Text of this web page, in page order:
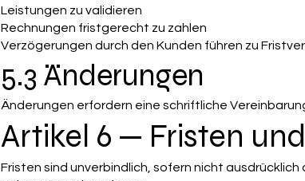
Leistungen zu validieren
Rechnungen fristgerecht zu zahlen
Verzögerungen durch den Kunden führen zu
5.3 Änderungen
Änderungen erfordern eine schriftliche
Artikel 6 — Fristen
Fristen sind unverbindlich, sofern nicht ausdrücklich